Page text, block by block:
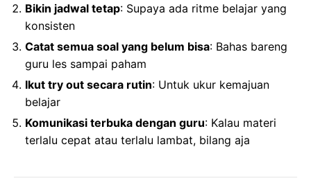
Bikin jadwal tetap: Supaya ada ritme belajar yang
konsisten
Catat semua soal yang belum bisa: Bahas bareng
guru les sampai paham
Ikut try out secara rutin: Untuk ukur kemajuan
belajar
Komunikasi terbuka dengan guru: Kalau materi
terlalu cepat atau terlalu lambat, bilang aja